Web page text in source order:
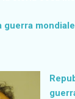
guerra